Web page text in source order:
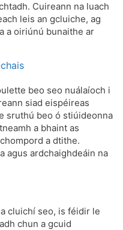
Cuireann na luach
leis an gcluiche, ag
a oiriúnú bunaithe ar
beo seo nuálaíoch i
siad eispéireas
sruthú beo ó stiúideonna
a bhaint as
a dtithe.
agus ardchaighdeáin na
cluichí seo, is féidir le
chun a gcuid